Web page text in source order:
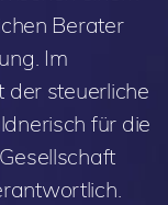
Berater
Im
der steuerliche
für die